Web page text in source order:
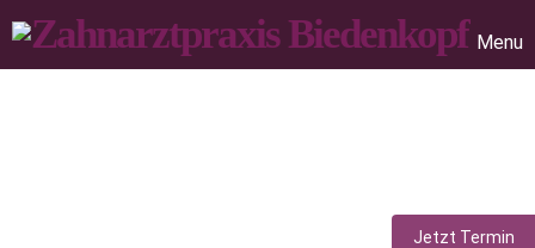
Menu
Jetzt Termin